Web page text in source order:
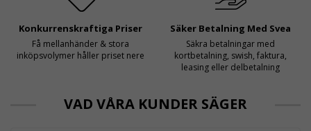
Konkurrenskraftiga Priser
Få mellanhänder & stora
inköpsvolymer håller priset nere
Säker Betalning Med Svea
Säkra betalningar med
kortbetalning, swish, faktura,
leasing eller delbetalning
VAD VÅRA KUNDER SÄGER